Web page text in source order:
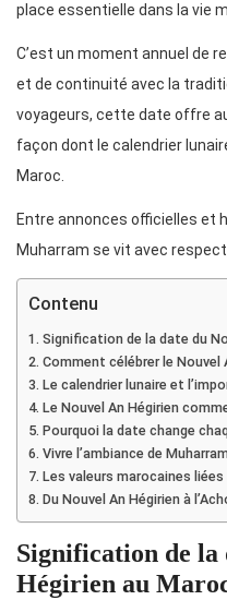
place essentielle dans la vie
C’est un moment annuel de
et de continuité avec la
voyageurs, cette date offre
façon dont le calendrier
Maroc.
Entre annonces officielles et
Muharram se vit avec
Contenu
Signification de la date du
Comment célébrer le Nouvel
Le calendrier lunaire et
Le Nouvel An Hégirien
Pourquoi la date change
Vivre l’ambiance de
Les valeurs marocaines liées
Du Nouvel An Hégirien à
Signification de la
Hégirien au